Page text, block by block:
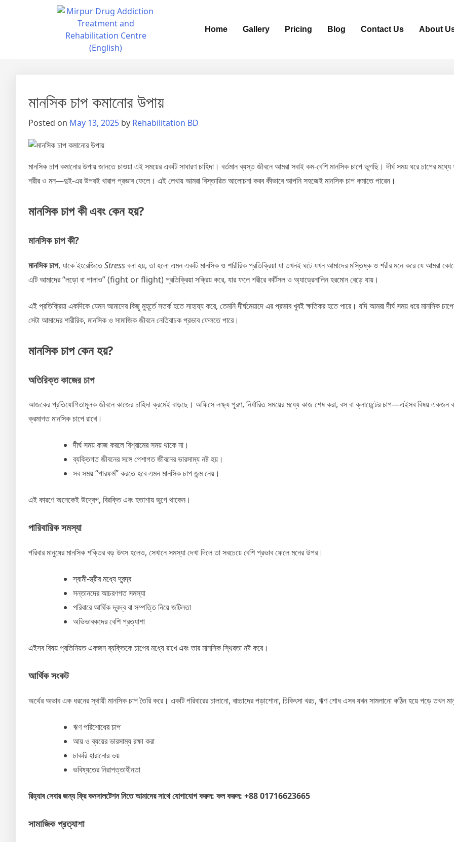
Home Gallery Pricing Blog Contact Us About
মানসিক চাপ কমানোর উপায়
Posted on May 13, 2025 by Rehabilitation BD
মানসিক চাপ কমানোর উপায় জানতে চাওয়া এই সময়ের একটি সাধারণ চাহিদা। বর্তমান ব্যস্ত জীবনে আমরা সবাই কম-বেশি মানসিক চাপে ভুগছি। দীর্ঘ সময় ধরে চাপের
শরীর ও মন—দুই-এর উপরই খারাপ প্রভাব ফেলে। এই লেখায় আমরা বিস্তারিত আলোচনা করব কীভাবে আপনি সহজেই মানসিক চাপ কমাতে পারেন।
মানসিক চাপ কী এবং কেন হয়?
মানসিক চাপ কী?
মানসিক চাপ, যাকে ইংরেজিতেStressবলা হয়, তা হলো এমন একটি মানসিক ও শারীরিক প্রতিক্রিয়া যা তখনই ঘটে যখন আমাদের মস্তিষ্ক ও শরীর মনে করে যে আমরা
এটি আমাদের “লড়ো বা পালাও” (fight or flight) প্রতিক্রিয়া সক্রিয় করে, যার ফলে শরীরে কর্টিসল ও অ্যাড্রেনালিন হরমোন বেড়ে যায়।
এই প্রতিক্রিয়া একদিকে যেমন আমাদের কিছু মুহূর্তে সতর্ক হতে সাহায্য করে, তেমনি দীর্ঘমেয়াদে এর প্রভাব খুবই ক্ষতিকর হতে পারে। যদি আমরা দীর্ঘ সময় ধরে মানসিক
সেটা আমাদের শারীরিক, মানসিক ও সামাজিক জীবনে নেতিবাচক প্রভাব ফেলতে পারে।
মানসিক চাপ কেন হয়?
অতিরিক্ত কাজের চাপ
আজকের প্রতিযোগিতামূলক জীবনে কাজের চাহিদা ক্রমেই বাড়ছে। অফিসে লক্ষ্য পূরণ, নির্ধারিত সময়ের মধ্যে কাজ শেষ করা, বস বা ক্লায়েন্টের চাপ—এইসব বিষয় একজন
ক্রমাগত মানসিক চাপে রাখে।
দীর্ঘ সময় কাজ করলে বিশ্রামের সময় থাকে না।
ব্যক্তিগত জীবনের সঙ্গে পেশাগত জীবনের ভারসাম্য নষ্ট হয়।
সব সময় “পারফর্ম” করতে হবে এমন মানসিক চাপ জন্ম নেয়।
এই কারণে অনেকেই উদ্বেগ, বিরক্তি এবং হতাশায় ভুগে থাকেন।
পারিবারিক সমস্যা
পরিবার মানুষের মানসিক শক্তির বড় উৎস হলেও, সেখানে সমস্যা দেখা দিলে তা সবচেয়ে বেশি প্রভাব ফেলে মনের উপর।
স্বামী-স্ত্রীর মধ্যে দ্বন্দ্ব
সন্তানদের আচরণগত সমস্যা
পরিবারে আর্থিক দ্বন্দ্ব বা সম্পত্তি নিয়ে জটিলতা
অভিভাবকদের বেশি প্রত্যাশা
এইসব বিষয় প্রতিনিয়ত একজন ব্যক্তিকে চাপের মধ্যে রাখে এবং তার মানসিক স্থিরতা নষ্ট করে।
আর্থিক সংকট
অর্থের অভাব এক ধরনের স্থায়ী মানসিক চাপ তৈরি করে। একটি পরিবারের চালানো, বাচ্চাদের পড়াশোনা, চিকিৎসা খরচ, ঋণ শোধ এসব যখন সামলানো কঠিন হয়ে পড়ে তখন
ঋণ পরিশোধের চাপ
আয় ও ব্যয়ের ভারসাম্য রক্ষা করা
চাকরি হারানোর ভয়
ভবিষ্যতের নিরাপত্তাহীনতা
রিহ্যাব সেবার জন্য ফ্রি কনসালটেশন নিতে আমাদের সাথে যোগাযোগ করুন: কল করুন: +88 01716623665
সামাজিক প্রত্যাশা